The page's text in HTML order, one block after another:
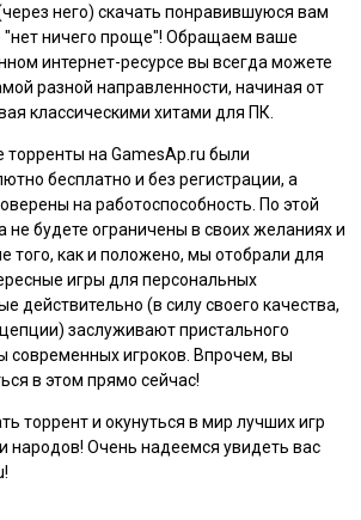
него) скачать понравившуюся вам
"нет ничего проще"! Обращаем ваше
интернет-ресурсе вы всегда можете
разной направленности, начиная от
классическими хитами для ПК.
торренты на GamesAp.ru были
бесплатно и без регистрации, а
на работоспособность. По этой
не будете ограничены в своих желаниях и
того, как и положено, мы отобрали для
игры для персональных
действительно (в силу своего качества,
заслуживают пристального
современных игроков. Впрочем, вы
в этом прямо сейчас!
торрент и окунуться в мир лучших игр
народов! Очень надеемся увидеть вас